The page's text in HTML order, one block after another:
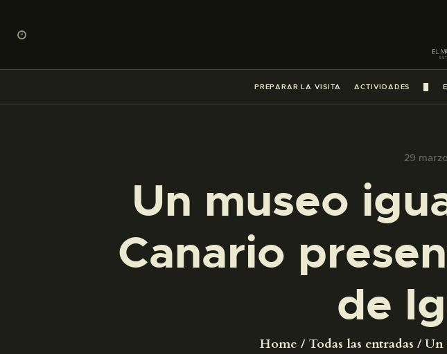
PREPARAR LA VISITA ACTIVIDADES
29
Un museo
Canario
de
Home Todas las entradas Un
PREPARAR LA
ACTIVIDADES
█
COLECCIONES
DIDÁCTICA
PREPARAR LA